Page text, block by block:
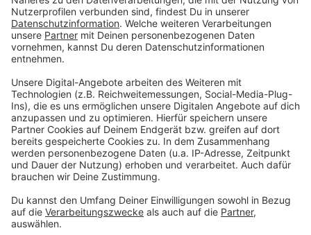
Weitere Infos und Links zum Thema:
Anzeige
Bilanz Spielzeit 2024/2025
Das Rück­schau­buch »D’haus 2016–2026«
Spielzeit 2026/27
Anzeige